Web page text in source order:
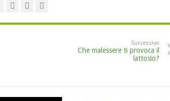
Successivo
Che malessere ti provoca il
lattosio?